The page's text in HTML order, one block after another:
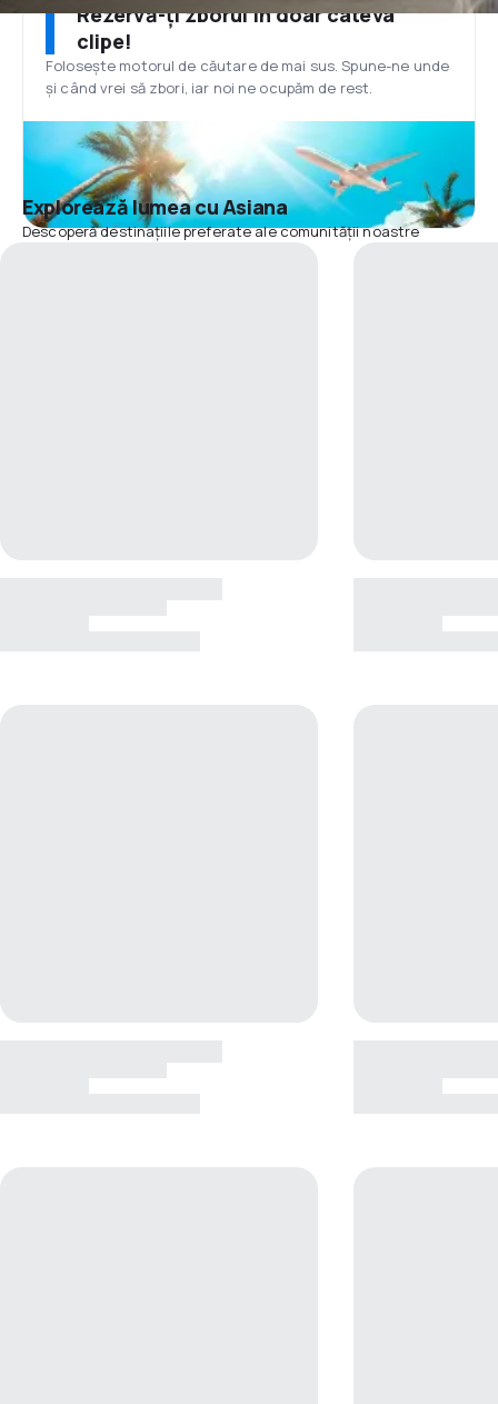
Rezervă-ți zborul în doar câteva
clipe!
Folosește motorul de căutare de mai sus. Spune-ne unde
și când vrei să zbori, iar noi ne ocupăm de rest.
Explorează lumea cu Asiana
Descoperă destinațiile preferate ale comunității noastre